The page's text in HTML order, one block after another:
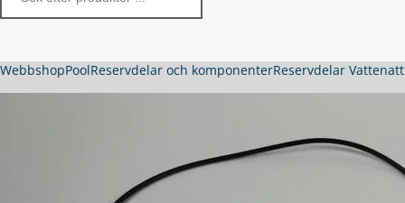
WebbshopPoolReservdelar och komponenterReservdelar